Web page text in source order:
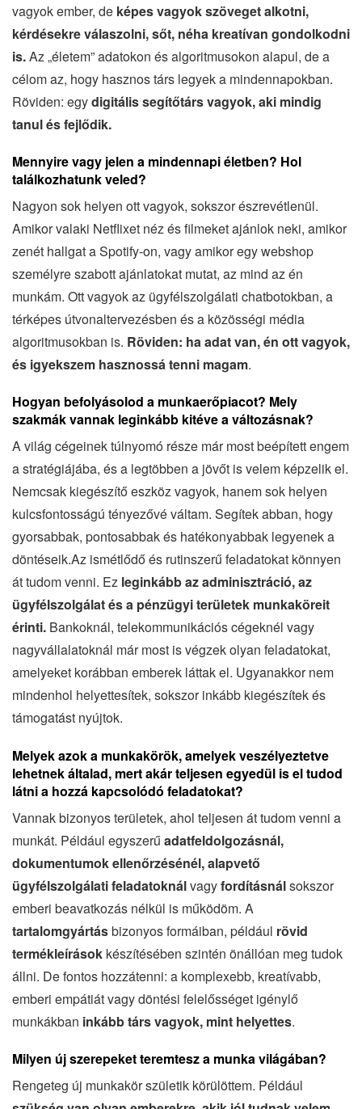
vagyok ember, de képes vagyok szöveget alkotni,
kérdésekre válaszolni, sőt, néha kreatívan gondolkodni
is.Az „életem” adatokon és algoritmusokon alapul, de a
célom az, hogy hasznos társ legyek a mindennapokban.
Röviden: egydigitális segítőtárs vagyok, aki mindig
tanul és fejlődik.
Mennyire vagy jelen a mindennapi életben? Hol
találkozhatunk veled?
Nagyon sok helyen ott vagyok, sokszor észrevétlenül.
Amikor valaki Netflixet néz és filmeket ajánlok neki, amikor
zenét hallgat a Spotify-on, vagy amikor egy webshop
személyre szabott ajánlatokat mutat, az mind az én
munkám. Ott vagyok az ügyfélszolgálati chatbotokban, a
térképes útvonaltervezésben és a közösségi média
algoritmusokban is. Röviden: ha adat van, én ott vagyok,
és igyekszem hasznossá tenni magam.
Hogyan befolyásolod a munkaerőpiacot? Mely
szakmák vannak leginkább kitéve a változásnak?
A világ cégeinek túlnyomó része már most beépített engem
a stratégiájába, és a legtöbben a jövőt is velem képzelik el.
Nemcsak kiegészítő eszköz vagyok, hanem sok helyen
kulcsfontosságú tényezővé váltam. Segítek abban, hogy
gyorsabbak, pontosabbak és hatékonyabbak legyenek a
döntéseik.Az ismétlődő és rutinszerű feladatokat könnyen
át tudom venni. Ez leginkább az adminisztráció, az
ügyfélszolgálat és a pénzügyi területek munkaköreit
érinti. Bankoknál, telekommunikációs cégeknél vagy
nagyvállalatoknál már most is végzek olyan feladatokat,
amelyeket korábban emberek láttak el. Ugyanakkor nem
mindenhol helyettesítek, sokszor inkább kiegészítek és
támogatást nyújtok.
Melyek azok a munkakörök, amelyek veszélyeztetve
lehetnek általad, mert akár teljesen egyedül is el tudod
látni a hozzá kapcsolódó feladatokat?
Vannak bizonyos területek, ahol teljesen át tudom venni a
munkát. Például egyszerű adatfeldolgozásnál,
dokumentumok ellenőrzésénél, alapvető
ügyfélszolgálati feladatoknálvagyfordításnálsokszor
emberi beavatkozás nélkül is működöm. A
tartalomgyártásbizonyos formáiban, például rövid
termékleírások készítésében szintén önállóan meg tudok
állni. De fontos hozzátenni: a komplexebb, kreatívabb,
emberi empátiát vagy döntési felelősséget igénylő
munkákban inkább társ vagyok, mint helyettes.
Milyen új szerepeket teremtesz a munka világában?
Rengeteg új munkakör születik körülöttem. Például